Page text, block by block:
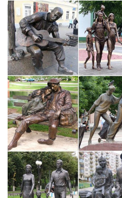
символ года Собака статуэтки |
символ года Собака статуэтки.
"Собака" 4. китай. 439 руб.
Традиционная японская
Корма для кошек и собак.
японская керамическая фигурка-
символ 2018 года.
Статуэтки собак в интернет-
Собака – символ 2018. Цветы.
часами "Собака Сэр Джон".
Скульптуры и статуэтки символ
Главная » Собака символ 2018
статуэтки.Успейте купить
собак по низкой цене! Срочная